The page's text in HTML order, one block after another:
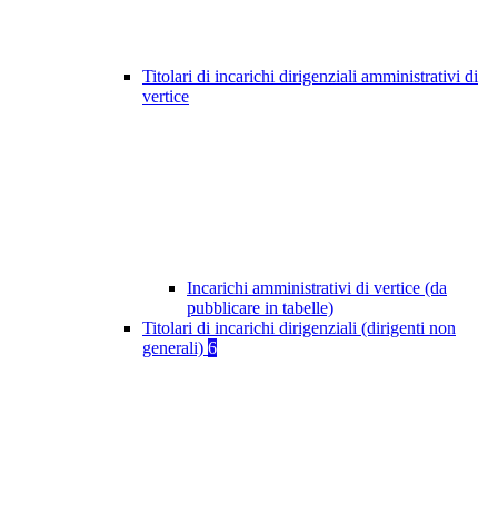
Titolari di incarichi dirigenziali amministrativi di
vertice
Incarichi amministrativi di vertice (da
pubblicare in tabelle)
Titolari di incarichi dirigenziali (dirigenti non
generali) 6